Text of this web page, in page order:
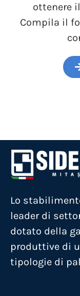
ottenere
Compila il
Lo
leader di
dotato della
produttive di
tipologie di